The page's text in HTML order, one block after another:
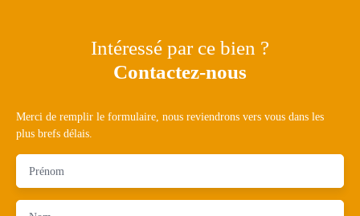
Intéressé par ce bien ?
Contactez-nous
Merci de remplir le formulaire, nous reviendrons vers vous dans les
plus brefs délais.
Prénom